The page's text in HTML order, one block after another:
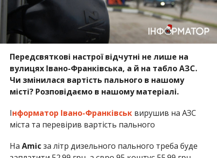
Передсвяткові настрої відчутні не лише на
вулицях Івано-Франківська, а й на табло АЗС.
Чи змінилася вартість пального в нашому
місті? Розповідаємо в нашому матеріалі.
Інформатор Івано-Франківськвирушив на АЗС
міста та перевірив вартість пального
На Amicза літр дизельного пального треба буде